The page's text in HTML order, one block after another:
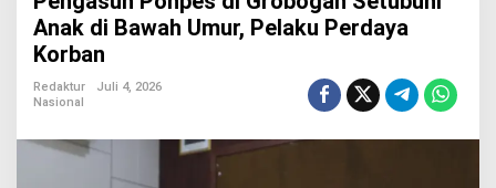
a
o
Anak di Bawah Umur, Pelaku Perdaya
Korban
Redaktur
Juli 4, 2026
Nasional